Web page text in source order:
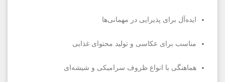
ایده‌آل برای پذیرایی در مهمانی‌ها
مناسب برای عکاسی و تولید محتوای غذایی
هماهنگی با انواع ظروف سرامیکی و شیشه‌ای